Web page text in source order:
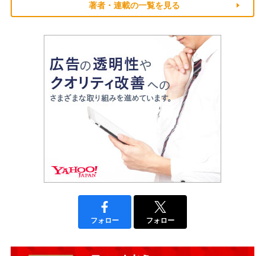
著者・連載の一覧を見る
フォロー フォロー